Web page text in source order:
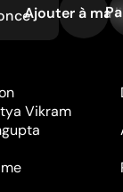
Ajouter à ma
Vikram